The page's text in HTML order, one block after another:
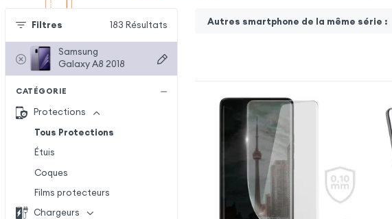
Filtres 183 Résultats
Samsung
Galaxy A8 2018
CATÉGORIE
Protections
Tous Protections
Étuis
Coques
Films protecteurs
Chargeurs
Autres smartphone de la même série :